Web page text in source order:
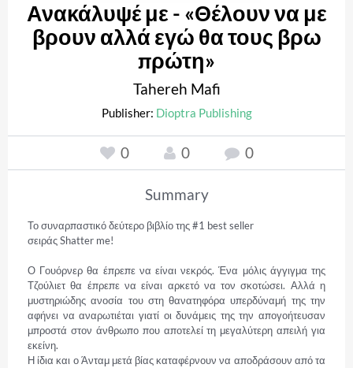
Ανακάλυψέ με - «Θέλουν να με
βρουν αλλά εγώ θα τους βρω
πρώτη»
Tahereh Mafi
Publisher: Dioptra Publishing
0 0 0
Summary
Το συναρπαστικό δεύτερο βιβλίο της #1 best seller
σειράς Shatter me!
Ο Γουόρνερ θα έπρεπε να είναι νεκρός. Ένα μόλις άγγιγμα της
Τζούλιετ θα έπρεπε να είναι αρκετό να τον σκοτώσει. Αλλά η
μυστηριώδης ανοσία του στη θανατηφόρα υπερδύναμή της την
αφήνει να αναρωτιέται γιατί οι δυνάμεις της την απογοήτευσαν
μπροστά στον άνθρωπο που αποτελεί τη μεγαλύτερη απειλή για
εκείνη.
Η ίδια και ο Άνταμ μετά βίας καταφέρνουν να αποδράσουν από τα